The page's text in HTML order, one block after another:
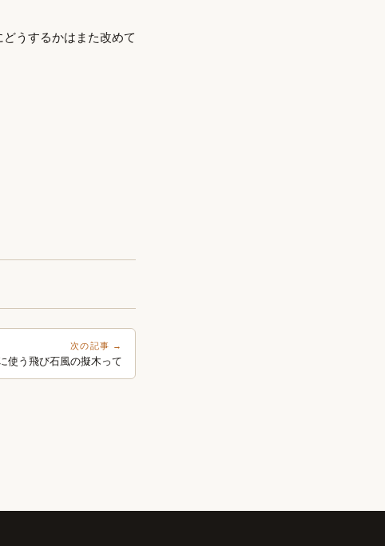
うするかはまた改めて
次の記事 →
使う飛び石風の擬木って